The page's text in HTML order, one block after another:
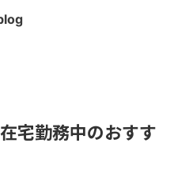
宅勤務中のおすす